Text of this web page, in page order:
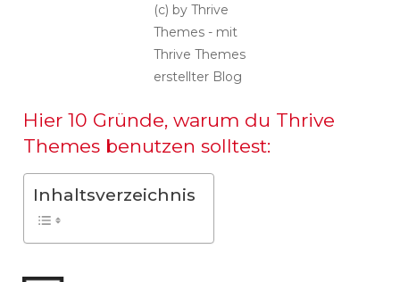
(c) by Thrive
Themes - mit
Thrive Themes
erstellter Blog
Hier 10 Gründe, warum du Thrive
Themes benutzen solltest:
Inhaltsverzeichnis